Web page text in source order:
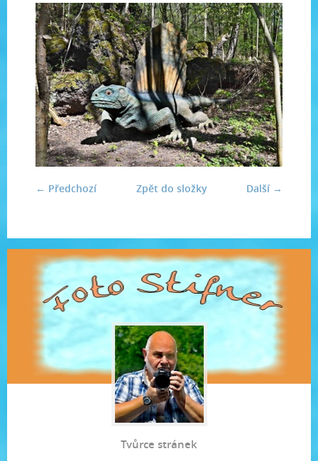
← Předchozí Další →
Zpět do složky
Tvůrce stránek